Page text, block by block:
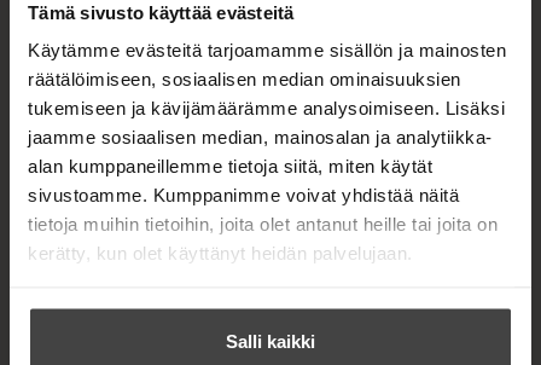
Tämä sivusto käyttää evästeitä
Käytämme evästeitä tarjoamamme sisällön ja mainosten
räätälöimiseen, sosiaalisen median ominaisuuksien
tukemiseen ja kävijämäärämme analysoimiseen. Lisäksi
jaamme sosiaalisen median, mainosalan ja analytiikka-
alan kumppaneillemme tietoja siitä, miten käytät
sivustoamme. Kumppanimme voivat yhdistää näitä
tietoja muihin tietoihin, joita olet antanut heille tai joita on
kerätty, kun olet käyttänyt heidän palvelujaan.
Salli kaikki
Suárez on se pelaaja, joka tervehtii fanejaan
rivoilla eleillä ja puree vastustajiansa pelikentällä.
Hän on myös se pelaaja, joka on ainoana
ulkomaalaisena tehnyt yli 100 maalia Ajax
Amsterdamin riveissä ja ollut Liverpoolissa kauden
paras maalitykki. Nykyisin Suárez pelaa
hyökkääjänä Barcelonassa ja edustaa myös
Uruguayn maajoukkuetta.
Montevideoon, missä tämä kasvoi jalkapalloilijaksi
sekä Amsterdamiin ja Liverpooliin, mistä Suárez